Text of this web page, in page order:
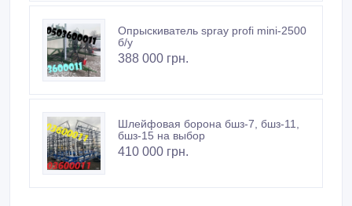
Опрыскиватель spray profi mini-2500
б/у
388 000 грн.
Шлейфовая борона бшз-7, бшз-11,
бшз-15 на выбор
410 000 грн.